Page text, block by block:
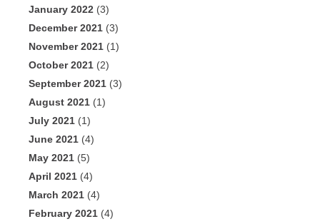
January 2022 (3)
December 2021 (3)
November 2021 (1)
October 2021 (2)
September 2021 (3)
August 2021 (1)
July 2021 (1)
June 2021 (4)
May 2021 (5)
April 2021 (4)
March 2021 (4)
February 2021 (4)